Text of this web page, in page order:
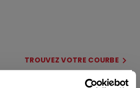
TROUVEZ VOTRE COURBE